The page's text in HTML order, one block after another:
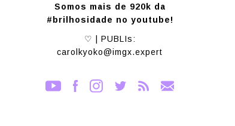
Somos mais de 920k da
#brilhosidade no youtube!
♡ | PUBLIs:
carolkyoko@imgx.expert